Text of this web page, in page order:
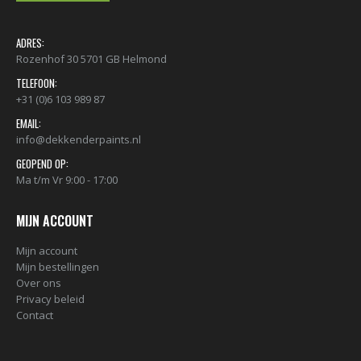
ADRES:
Rozenhof 30 5701 GB Helmond
TELEFOON:
+31 (0)6 103 989 87
EMAIL:
info@dekkenderpaints.nl
GEOPEND OP:
Ma t/m Vr 9:00 - 17:00
MIJN ACCOUNT
Mijn account
Mijn bestellingen
Over ons
Privacy beleid
Contact